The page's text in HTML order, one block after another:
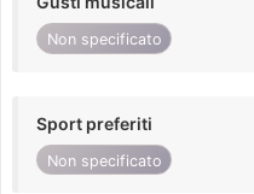
Non specificato
Sport preferiti
Non specificato